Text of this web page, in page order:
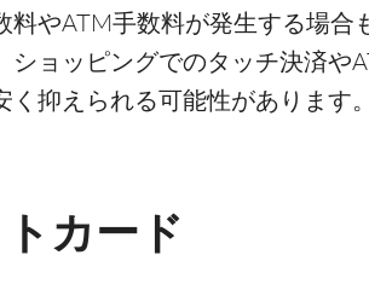
料やATM手数料が発生する場
ショッピングでのタッチ決済
抑えられる可能性があります。
カード